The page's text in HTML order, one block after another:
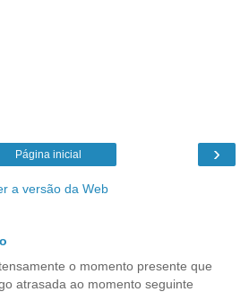
›
Página inicial
a versão da Web
o momento presente que
atrasada ao momento seguinte